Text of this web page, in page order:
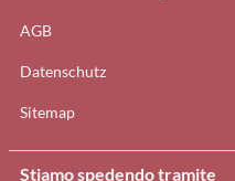
AGB
Datenschutz
Sitemap
Stiamo spedendo tramite